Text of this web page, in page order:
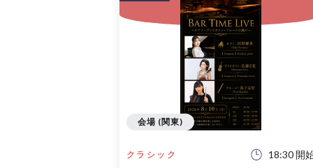
クラシック 18:30 開
会場 (関東)